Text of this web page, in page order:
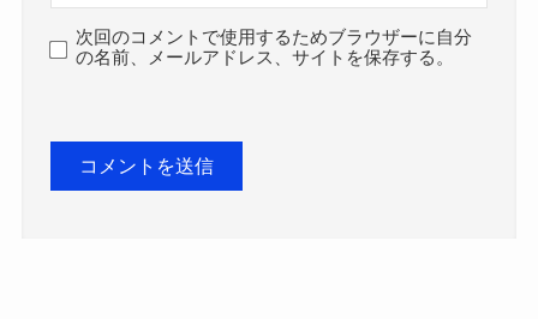
次回のコメントで使用するためブラウザーに自分
の名前、メールアドレス、サイトを保存する。